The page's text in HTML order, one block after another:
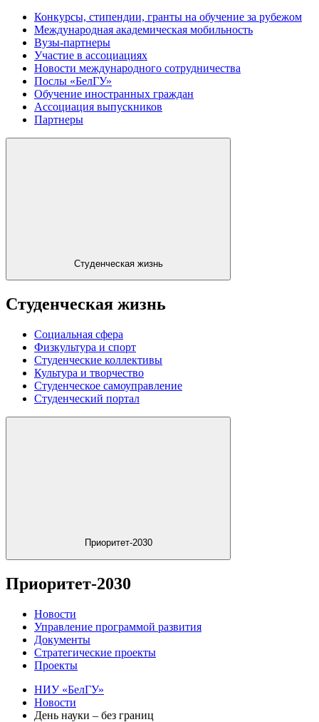
Конкурсы, стипендии, гранты на обучение за рубежом
Международная академическая мобильность
Вузы-партнеры
Участие в ассоциациях
Новости международного сотрудничества
Послы «БелГУ»
Обучение иностранных граждан
Ассоциация выпускников
Партнеры
Студенческая жизнь
Студенческая жизнь
Социальная сфера
Физкультура и спорт
Студенческие коллективы
Культура и творчество
Студенческое самоуправление
Студенческий портал
Приоритет-2030
Приоритет-2030
Новости
Управление программой развития
Документы
Стратегические проекты
Проекты
НИУ «БелГУ»
Новости
День науки – без границ